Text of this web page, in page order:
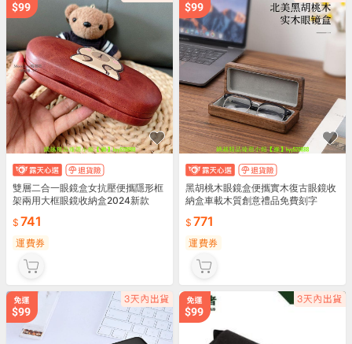
雙層二合一眼鏡盒女抗壓便攜隱形框
架兩用大框眼鏡收納盒2024新款
741
運費券
黑胡桃木眼鏡盒便攜實木復古眼鏡收
納盒車載木質創意禮品免費刻字
771
運費券